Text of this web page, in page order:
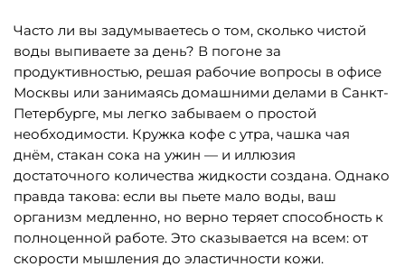
Часто ли вы задумываетесь о том, сколько чистой
воды выпиваете за день? В погоне за
продуктивностью, решая рабочие вопросы в офисе
Москвы или занимаясь домашними делами в Санкт-
Петербурге, мы легко забываем о простой
необходимости. Кружка кофе с утра, чашка чая
днём, стакан сока на ужин — и иллюзия
достаточного количества жидкости создана. Однако
правда такова: если вы пьете мало воды, ваш
организм медленно, но верно теряет способность к
полноценной работе. Это сказывается на всем: от
скорости мышления до эластичности кожи.